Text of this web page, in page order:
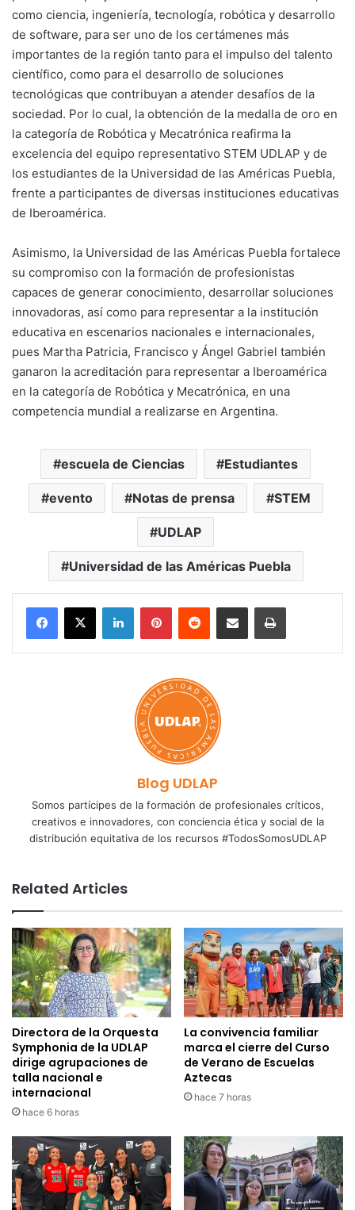
como ciencia, ingeniería, tecnología, robótica y desarrollo
de software, para ser uno de los certámenes más
importantes de la región tanto para el impulso del talento
científico, como para el desarrollo de soluciones
tecnológicas que contribuyan a atender desafíos de la
sociedad. Por lo cual, la obtención de la medalla de oro en
la categoría de Robótica y Mecatrónica reafirma la
excelencia del equipo representativo STEM UDLAP y de
los estudiantes de la Universidad de las Américas Puebla,
frente a participantes de diversas instituciones educativas
de Iberoamérica.
Asimismo, la Universidad de las Américas Puebla fortalece
su compromiso con la formación de profesionistas
capaces de generar conocimiento, desarrollar soluciones
innovadoras, así como para representar a la institución
educativa en escenarios nacionales e internacionales,
pues Martha Patricia, Francisco y Ángel Gabriel también
ganaron la acreditación para representar a Iberoamérica
en la categoría de Robótica y Mecatrónica, en una
competencia mundial a realizarse en Argentina.
escuela de Ciencias Estudiantes
evento Notas de prensa STEM
UDLAP
Universidad de las Américas Puebla
LinkedInPinterestReddit Share via Email Print
Blog UDLAP
Somos partícipes de la formación de profesionales críticos,
creativos e innovadores, con conciencia ética y social de la
distribución equitativa de los recursos #TodosSomosUDLAP
Related Articles
Directora de la Orquesta
Symphonia de la UDLAP
dirige agrupaciones de
talla nacional e
internacional
hace 6 horas
La convivencia familiar
marca el cierre del Curso
de Verano de Escuelas
Aztecas
hace 7 horas